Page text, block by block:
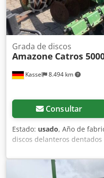
Kassel 8.494 km
Grada de discos
Amazone Catros
Consultar
Estado: usado, Año de
discos delanteros